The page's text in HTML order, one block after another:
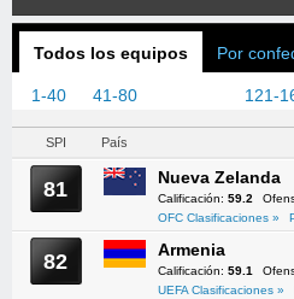
Todos los equipos Por
1-40 41-80 121-
SPI País
81 Nueva Zelanda
Calificación: 59.2
OFC Clasificaciones »
82 Armenia
Calificación: 59.1
UEFA Clasificaciones »